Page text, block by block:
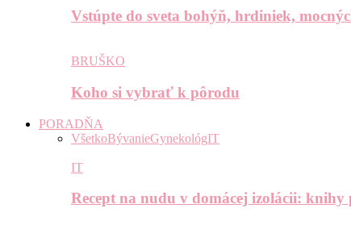
Vstúpte do sveta bohýň, hrdiniek,
BRUŠKO
Koho si vybrať k pôrodu
PORADŇA
VšetkoBývanieGynekológIT
IT
Recept na nudu v domácej izolácii: knihy